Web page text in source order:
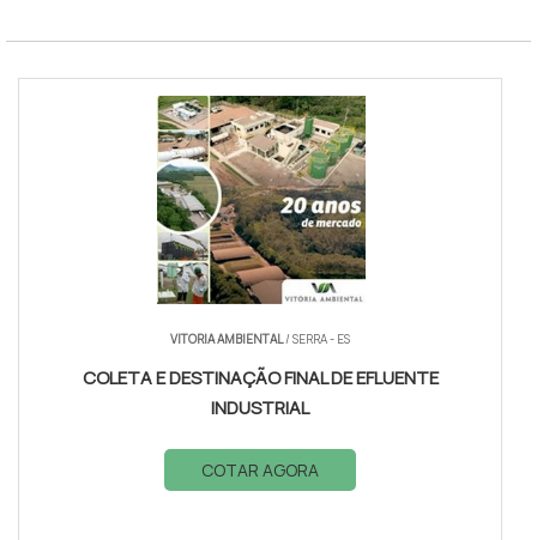
VITORIA AMBIENTAL/ SERRA - ES
COLETA E DESTINAÇÃO FINAL DE EFLUENTE
INDUSTRIAL
COTAR AGORA